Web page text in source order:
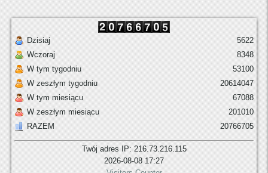
Dzisiaj
Wczoraj
W tym tygodniu
W zeszłym tygodniu
W tym miesiącu
W zeszłym miesiącu
RAZEM
5622
8348
53100
20614047
67088
201010
20766705
Twój adres IP: 216.73.216.115
2026-08-08 17:27